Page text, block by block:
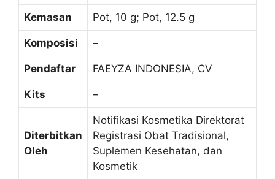
Kemasan Pot, 10 g; Pot, 12.5 g
Komposisi –
Pendaftar FAEYZA INDONESIA, CV
Kits –
Diterbitkan
Oleh
Notifikasi Kosmetika Direktorat
Registrasi Obat Tradisional,
Suplemen Kesehatan, dan
Kosmetik